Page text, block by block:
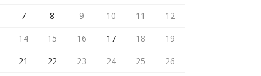
7 8 9 10 11
12
14 15 16 17 18
19
21 22 23 24 25
26